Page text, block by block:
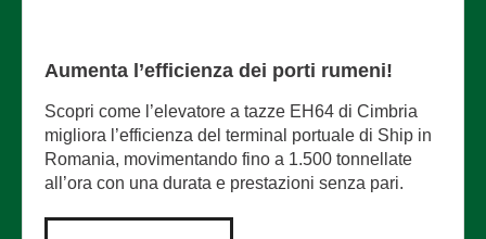
Aumenta l’efficienza dei porti rumeni!
Scopri come l’elevatore a tazze EH64 di Cimbria
migliora l’efficienza del terminal portuale di Ship in
Romania, movimentando fino a 1.500 tonnellate
all’ora con una durata e prestazioni senza pari.